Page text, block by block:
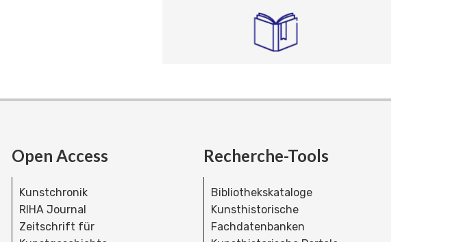
Open Access
Kunstchronik
RIHA Journal
Zeitschrift für
Recherche-Tools
Bibliothekskataloge
Kunsthistorische
Fachdatenbanken